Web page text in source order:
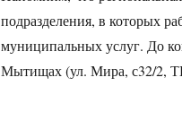
подразделения, в которых
муниципальных услуг. До
Мытищах (ул. Мира, с32/2,